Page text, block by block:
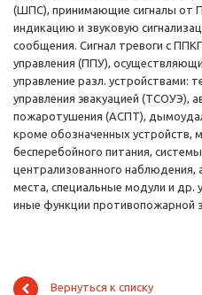
(ШПС), принимающие сигналы от
индикацию и звуковую
сообщения. Сигнал тревоги с
управления (ППУ),
управление разл. устройствами:
управления эвакуацией (ТСОУЭ),
пожаротушения (АСПТ),
кроме обозначенных устройств,
бесперебойного питания,
централизованного
места, специальные модули и др.
иные функции противопожарной
Вернуться к списку